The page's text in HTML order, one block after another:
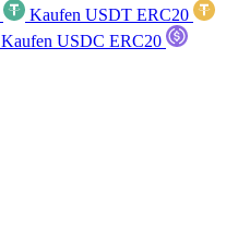
Kaufen USDT ERC20
Kaufen USDC ERC20